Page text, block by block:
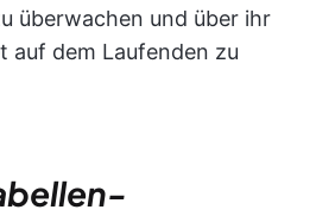
überwachen und über ihr
auf dem Laufenden zu